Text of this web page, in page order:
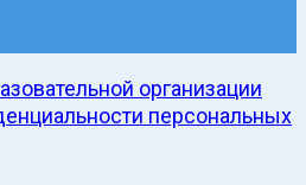
организации
персональных